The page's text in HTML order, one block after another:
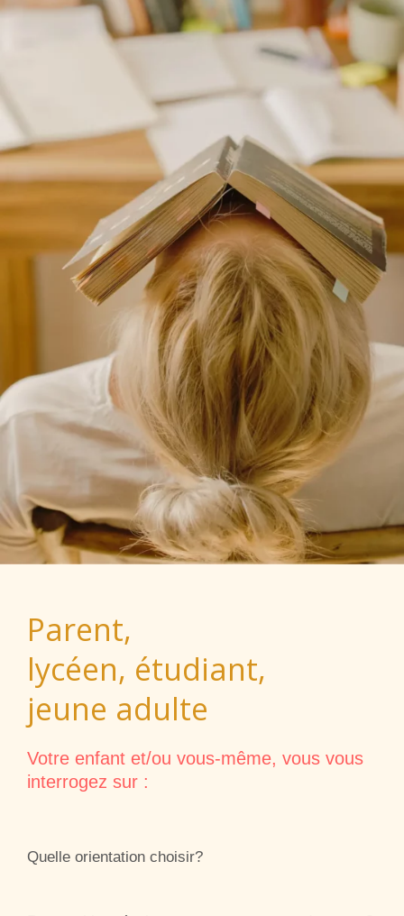
Parent,
lycéen, étudiant,
jeune adulte
Votre enfant et/ou vous-même, vous vous
interrogez sur :
Quelle orientation choisir?